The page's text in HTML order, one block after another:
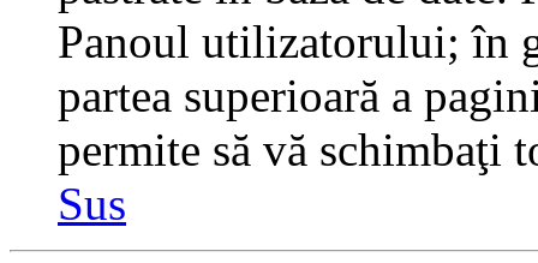
Panoul utilizatorului; în
partea superioară a
permite să vă schimbaţi
Sus